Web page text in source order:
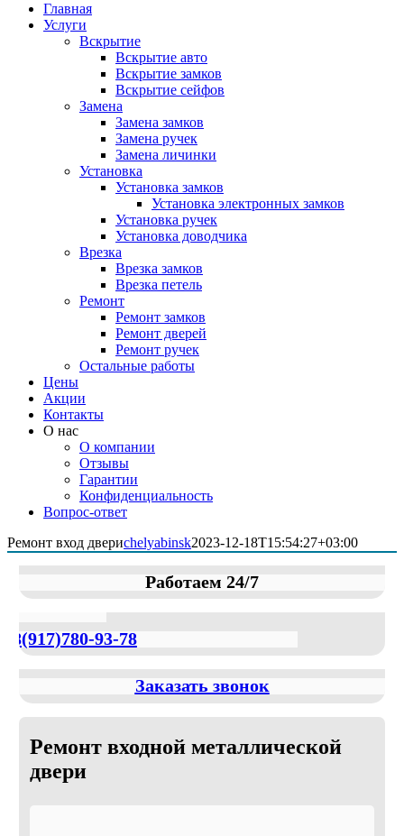
Главная
Услуги
Вскрытие
Вскрытие авто
Вскрытие замков
Вскрытие сейфов
Замена
Замена замков
Замена ручек
Замена личинки
Установка
Установка замков
Установка электронных замков
Установка ручек
Установка доводчика
Врезка
Врезка замков
Врезка петель
Ремонт
Ремонт замков
Ремонт дверей
Ремонт ручек
Остальные работы
Цены
Акции
Контакты
О нас
О компании
Отзывы
Гарантии
Конфиденциальность
Вопрос-ответ
Ремонт вход двериchelyabinsk2023-12-18T15:54:27+03:00
Работаем 24/7
8(917)780-93-78
Заказать звонок
Ремонт входной металлической
двери